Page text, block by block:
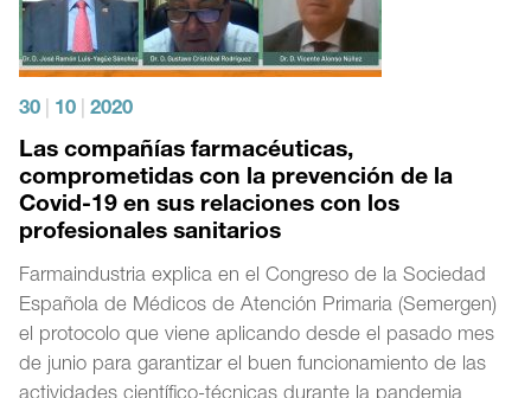
30 10 2020
Las compañías farmacéuticas,
comprometidas con la prevención de la
Covid-19 en sus relaciones con los
profesionales sanitarios
Farmaindustria explica en el Congreso de la Sociedad
Española de Médicos de Atención Primaria (Semergen)
el protocolo que viene aplicando desde el pasado mes
de junio para garantizar el buen funcionamiento de las